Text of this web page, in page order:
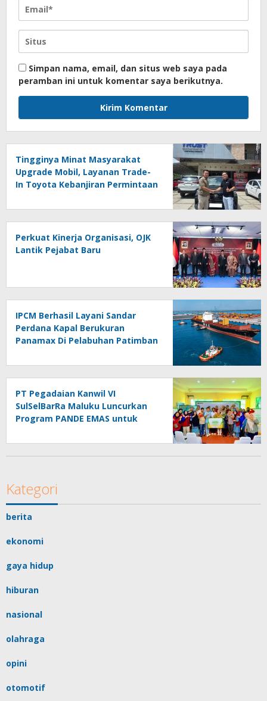
Simpan nama, email, dan situs web saya pada
peramban ini untuk komentar saya berikutnya.
Tingginya Minat Masyarakat
Upgrade Mobil, Layanan Trade-
In Toyota Kebanjiran Permintaan
Perkuat Kinerja Organisasi, OJK
Lantik Pejabat Baru
IPCM Berhasil Layani Sandar
Perdana Kapal Berukuran
Panamax Di Pelabuhan Patimban
PT Pegadaian Kanwil VI
SulSelBarRa Maluku Luncurkan
Program PANDE EMAS untuk
Masyarakat
Kategori
berita
ekonomi
gaya hidup
hiburan
nasional
olahraga
opini
otomotif